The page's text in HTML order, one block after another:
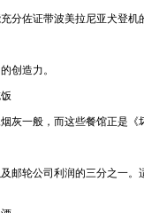
佐证带波美拉尼亚犬登机
创造力。
一般，而这些餐馆正是《
轮公司利润的三分之一。